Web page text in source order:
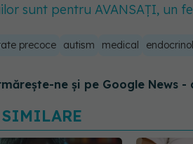
sunt pentru AVANSAȚI, un
precoce autism medical
ne și pe Google News -